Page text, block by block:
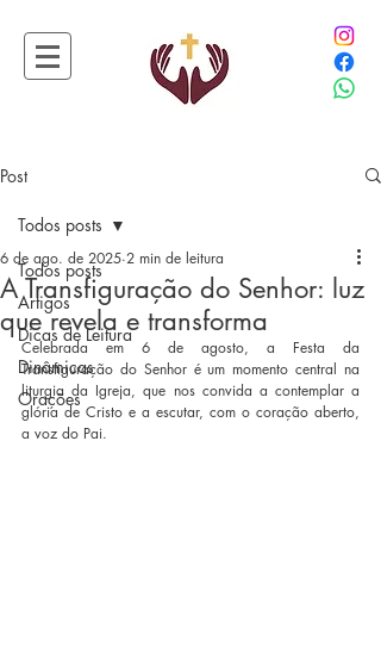
Post
Todos posts
Artigos
Dicas de Leitura
Dinâmicas
Orações
Todos posts
A Transfiguração do Senhor: luz
que revela e transforma
6 de ago. de 2025 2 min de leitura
Celebrada em 6 de agosto, a Festa da
Transfiguração do Senhor é um momento central na
liturgia da Igreja, que nos convida a contemplar a
glória de Cristo e a escutar, com o coração aberto,
a voz do Pai.